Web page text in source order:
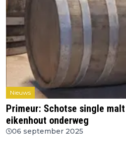
Nieuws
Primeur: Schotse single
eikenhout onderweg
06 september 2025